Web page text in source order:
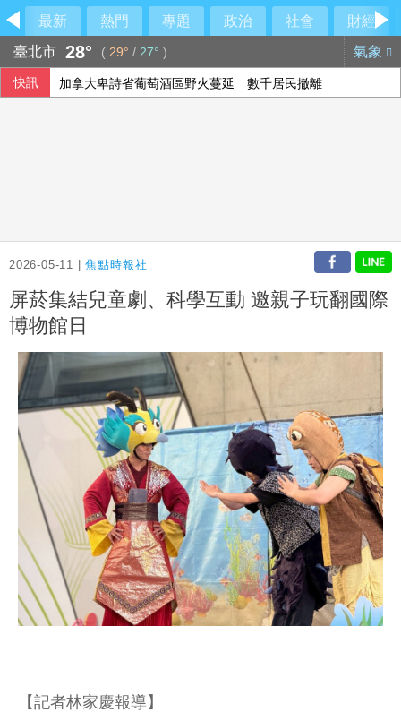
最新 熱門 專題 政治 社會
財經
臺北市 28° ( 29° / 27° ) 氣象
快訊 加拿大卑詩省葡萄酒區野火蔓延 數千居民撤離
2026-05-11 |焦點時報社
屏菸集結兒童劇、科學互動 邀親子玩翻國際
博物館日
【記者林家慶報導】